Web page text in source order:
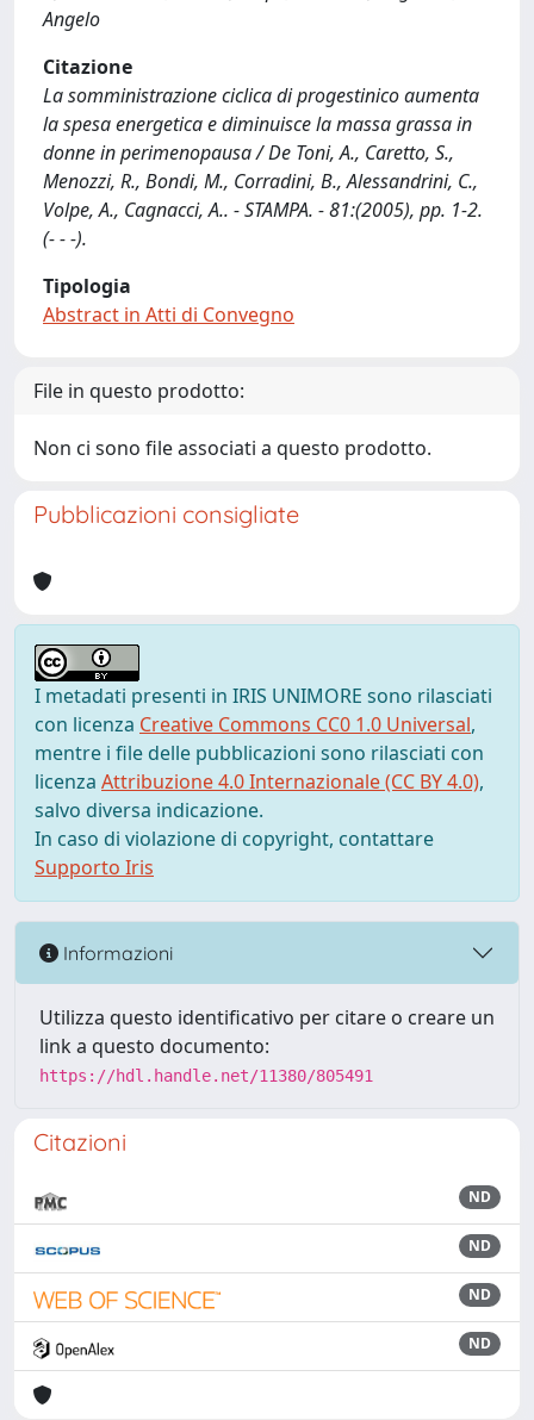
Angelo
Citazione
La somministrazione ciclica di progestinico aumenta
la spesa energetica e diminuisce la massa grassa in
donne in perimenopausa / De Toni, A., Caretto, S.,
Menozzi, R., Bondi, M., Corradini, B., Alessandrini, C.,
Volpe, A., Cagnacci, A.. - STAMPA. - 81:(2005), pp. 1-2.
(- - -).
Tipologia
Abstract in Atti di Convegno
File in questo prodotto:
Non ci sono file associati a questo prodotto.
Pubblicazioni consigliate
I metadati presenti in IRIS UNIMORE sono rilasciati
con licenza Creative Commons CC0 1.0 Universal,
mentre i file delle pubblicazioni sono rilasciati con
licenza Attribuzione 4.0 Internazionale (CC BY 4.0),
salvo diversa indicazione.
In caso di violazione di copyright, contattare
Supporto Iris
Informazioni
Utilizza questo identificativo per citare o creare un
link a questo documento:
https://hdl.handle.net/11380/805491
Citazioni
ND
ND
ND
ND